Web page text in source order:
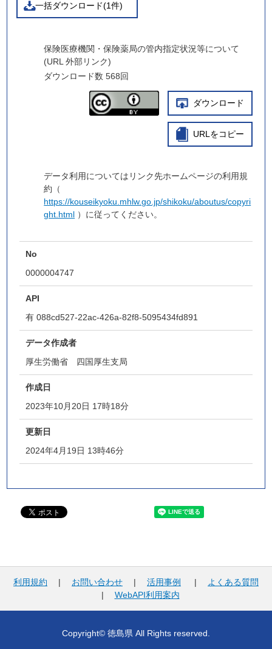
一括ダウンロード(1件)
保険医療機関・保険薬局の管内指定状況等について
(URL 外部リンク)
ダウンロード数 568回
ダウンロード
URLをコピー
データ利用についてはリンク先ホームページの利用規
約（
https://kouseikyoku.mhlw.go.jp/shikoku/aboutus/copyri
ght.html ）に従ってください。
No
0000004747
API
有 088cd527-22ac-426a-82f8-5095434fd891
データ作成者
厚生労働省 四国厚生支局
作成日
2023年10月20日 17時18分
更新日
2024年4月19日 13時46分
利用規約 | お問い合わせ | 活用事例 |
よくある質問
| WebAPI利用案内
Copyright© 徳島県 All Rights reserved.